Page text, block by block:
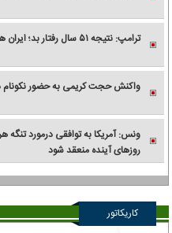
ترامپ: نتیجه ۵۱ سال رفتار بد؛ ایران هیچ پولی ندارد!
واکنش حجت کریمی به حضور نکونام
ونس: آمریکا به توافقی درمورد
روزهای آینده منعقد شود
کاریکاتور